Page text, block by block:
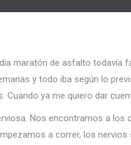
maratón de asfalto
y todo iba según lo
Cuando ya me quiero dar
Nos encontramos a
a correr, los